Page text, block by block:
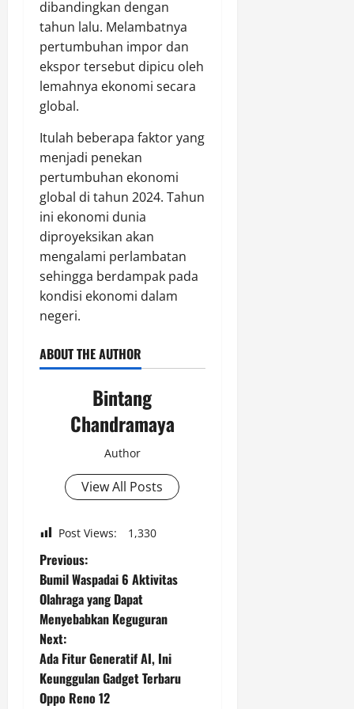
dibandingkan dengan
tahun lalu. Melambatnya
pertumbuhan impor dan
ekspor tersebut dipicu oleh
lemahnya ekonomi secara
global.
Itulah beberapa faktor yang
menjadi penekan
pertumbuhan ekonomi
global di tahun 2024. Tahun
ini ekonomi dunia
diproyeksikan akan
mengalami perlambatan
sehingga berdampak pada
kondisi ekonomi dalam
negeri.
ABOUT THE AUTHOR
Bintang
Chandramaya
Author
View All Posts
Post Views: 1,330
P
o
s
t
n
Previous:
Bumil Waspadai 6 Aktivitas
Olahraga yang Dapat
Menyebabkan Keguguran
Next:
Ada Fitur Generatif AI, Ini
Keunggulan Gadget Terbaru
Oppo Reno 12